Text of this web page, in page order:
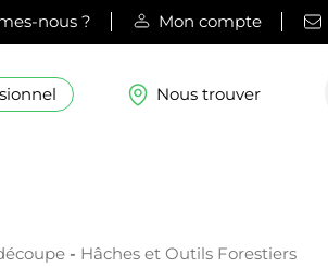
nous ? Mon compte
Nous trouver
- Hâches et Outils Forestiers